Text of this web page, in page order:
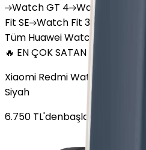
WatchGT 4 Watch
Fit SE Watch Fit 3
Tüm Huawei Watch'lar
🔥 EN ÇOK SATAN
Xiaomi Redmi Watch 3
Siyah
6.750 TL'denbaşlayan fiyatlar